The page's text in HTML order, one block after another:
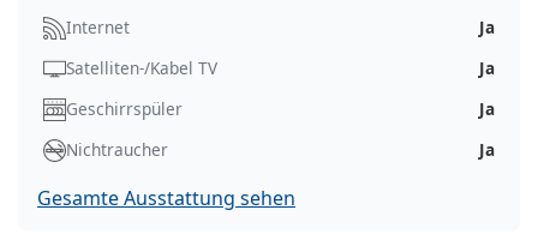
Internet
Ja
Satelliten-/Kabel TV
Ja
Geschirrspüler
Ja
Nichtraucher
Ja
Gesamte Ausstattung sehen